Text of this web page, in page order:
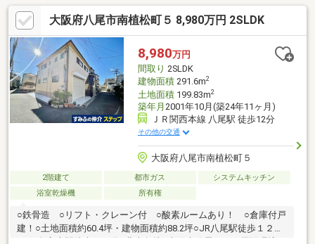
間取り！▼二面バルコニーにつき陽当り通風良好！▼近鉄大阪線
「久宝寺口」駅まで徒歩約12分！毎日の通勤通学に便利な立地！
▼周辺環境コノミヤ大蓮東店 徒歩約10分業務スーパー東大阪大
蓮店 徒歩約12分ファミリーマート北久宝寺1丁目店 徒歩約4分
セブンイレブン八尾北久宝寺1丁目店 徒歩約4分ウエルシア八尾
東久宝寺店 徒歩約7分
大阪府八尾市南植松町５ 8,980万円 2SLDK
8,980万円
間取り 2SLDK
建物面積291.6m2
土地面積199.83m2
築年月 2001年10月(築24年11ヶ月)
ＪＲ関西本線 八尾駅 徒歩12分
その他の交通
大阪府八尾市南植松町５
2階建て 都市ガス
システムキッチン
浴室乾燥機
所有権
○鉄骨造 ○リフト・クレーン付 ○酸素ルームあり！ ○倉庫付戸
建！○土地面積約60.4坪・建物面積約88.2坪○JR八尾駅徒歩１２分